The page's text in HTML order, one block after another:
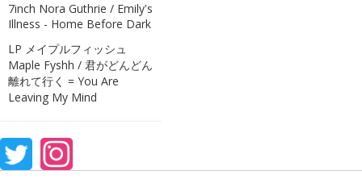
7inch Nora Guthrie / Emily's
Illness - Home Before Dark
LP メイプルフィッシュ
Maple Fyshh / 君がどんどん
離れて行く = You Are
Leaving My Mind